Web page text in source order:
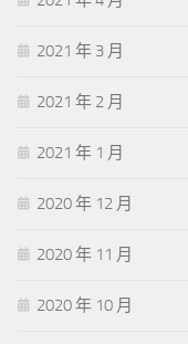
2021 年 3 月
2021 年 2 月
2021 年 1 月
2020 年 12 月
2020 年 11 月
2020 年 10 月